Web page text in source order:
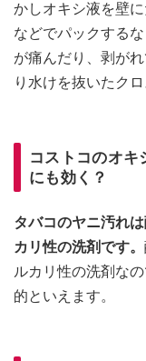
かしオキシ液を壁
などでパックする
が痛んだり、剥が
り水けを抜いたク
コストコのオキ
にも効く？
タバコのヤニ汚れ
カリ性の洗剤です。
ルカリ性の洗剤な
的といえます。